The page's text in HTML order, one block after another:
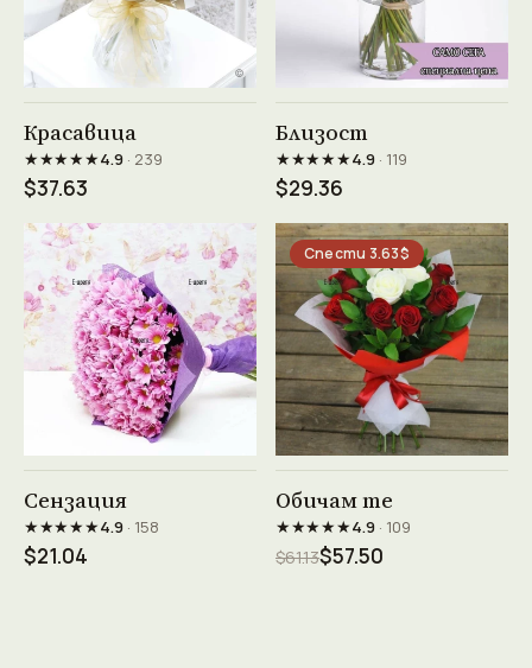
Красавица
★★★★★4.9· 239
$37.63
Близост
★★★★★4.9· 119
$29.36
Сензация
★★★★★4.9· 158
$21.04
Спести 3.63$
Обичам те
★★★★★4.9· 109
$61.13$57.50